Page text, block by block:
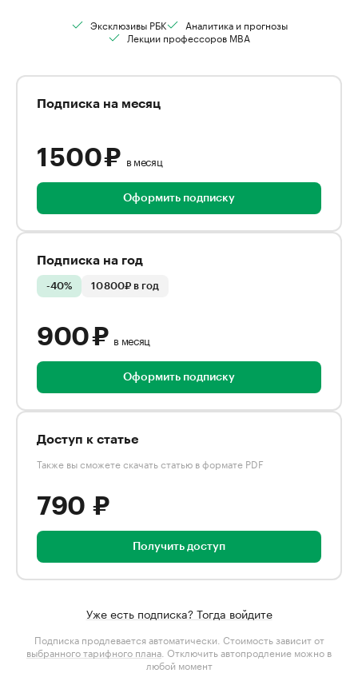
Эксклюзивы РБК
Аналитика и прогнозы
Лекции профессоров MBA
Подписка на месяц
1 500 ₽ в месяц
Оформить подписку
Подписка на год
-40% 10 800₽ в год
900 ₽ в месяц
Оформить подписку
Доступ к статье
Также вы сможете скачать статью в формате PDF
790 ₽
Получить доступ
Уже есть подписка? Тогда войдите
Подписка продлевается автоматически. Стоимость зависит от
выбранного тарифного плана . Отключить автопродление можно в
любой момент